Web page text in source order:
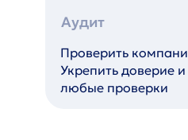
Аудит
Проверить
Укрепить доверие
любые проверки